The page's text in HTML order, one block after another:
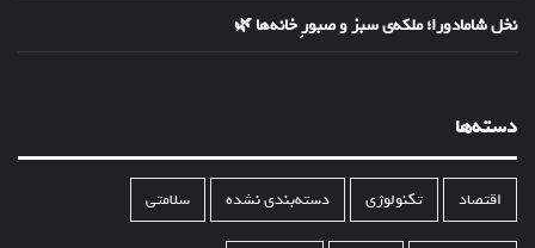
نخل شامادورا؛ ملکه‌ی سبز و صبورِ خانه‌ها 🌿
دسته‌ها
اقتصاد تکنولوژی دسته‌بندی نشده سلامتی